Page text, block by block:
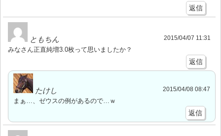
返信
ともちん 2015/04/07 11:31
みなさん正直純増3.0枚って思いましたか？
返信
たけし 2015/04/08 08:47
まぁ…、ゼウスの例があるので…ｗ
返信